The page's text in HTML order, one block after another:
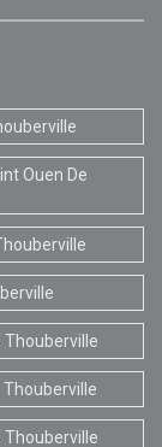
Ouen De
Thouberville
Thouberville